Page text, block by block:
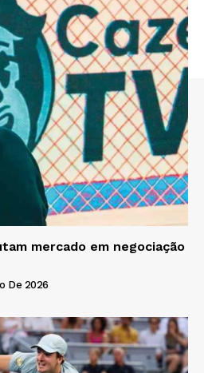
mercado em negociação
De 2026